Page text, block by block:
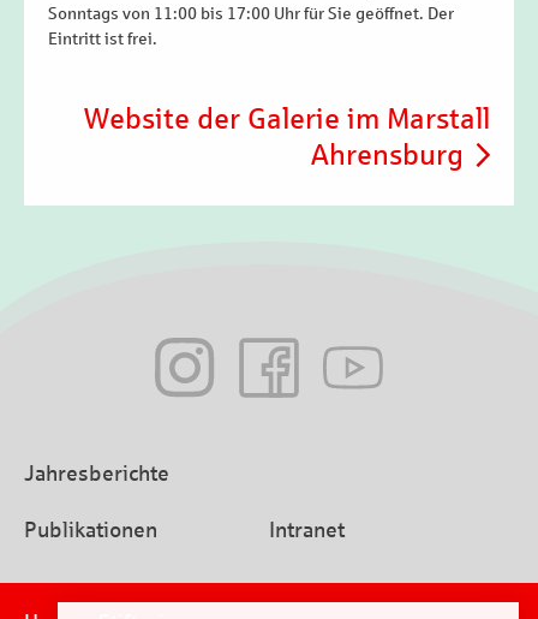
Sonntags von 11:00 bis 17:00 Uhr für Sie geöffnet. Der
Eintritt ist frei.
Website der Galerie im Marstall
Ahrensburg
Jahresberichte
Publikationen Intranet